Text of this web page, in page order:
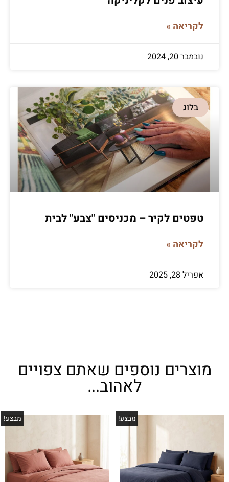
לקריאה »
נובמבר 20, 2024
בלוג
טפטים לקיר – מכניסים "צבע" לבית
לקריאה »
אפריל 28, 2025
מוצרים נוספים שאתם צפויים
לאהוב...
מבצע! מבצע!